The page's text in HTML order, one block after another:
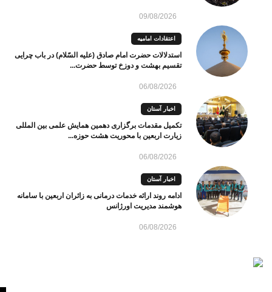
09/08/2026
اعتقادات امامیه
استدلالات حضرت امام صادق (علیه السّلام) در باب چرایی
تقسیم بهشت و دوزخ توسط حضرت...
06/08/2026
اخبار آستان
تکمیل مقدمات برگزاری دهمین همایش علمی بین المللی
زیارت اربعین با محوریت هشت حوزه...
06/08/2026
اخبار آستان
ادامه روند ارائه خدمات درمانی به زائران اربعین با سامانه
هوشمند مدیریت اورژانس
06/08/2026